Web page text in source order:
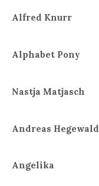
Alfred Knurr
Alphabet Pony
Nastja Matjasch
Andreas Hegewald
Angelika